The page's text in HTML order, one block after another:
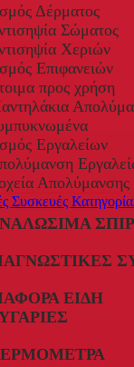
Δέρματος
Σώματος
Χεριών
Επιφανειών
προς χρήση
Εργαλείων
Απολύμανσης
ΕΊΔΗ